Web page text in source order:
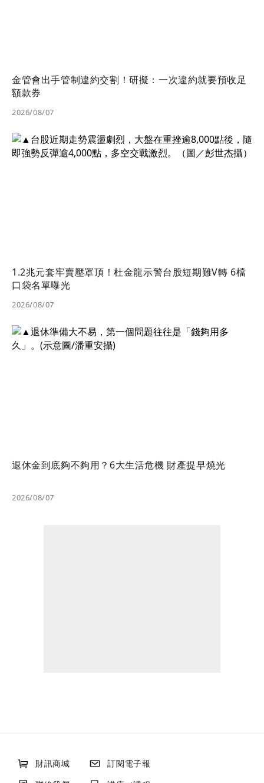
金管會出手管制違約交割！研擬：一次違約就要預收足
額款券
2026/08/07
1.2兆元套牢賣壓罩頂！杜金龍示警台股短期難V轉 6檔
口袋名單曝光
2026/08/07
退休金到底夠不夠用？6大生活危機 財產提早燒光
2026/08/07
財訊商城
訂閱電子報